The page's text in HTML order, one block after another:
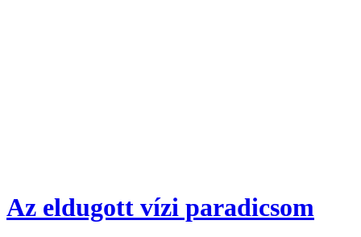
Az eldugott vízi paradicsom